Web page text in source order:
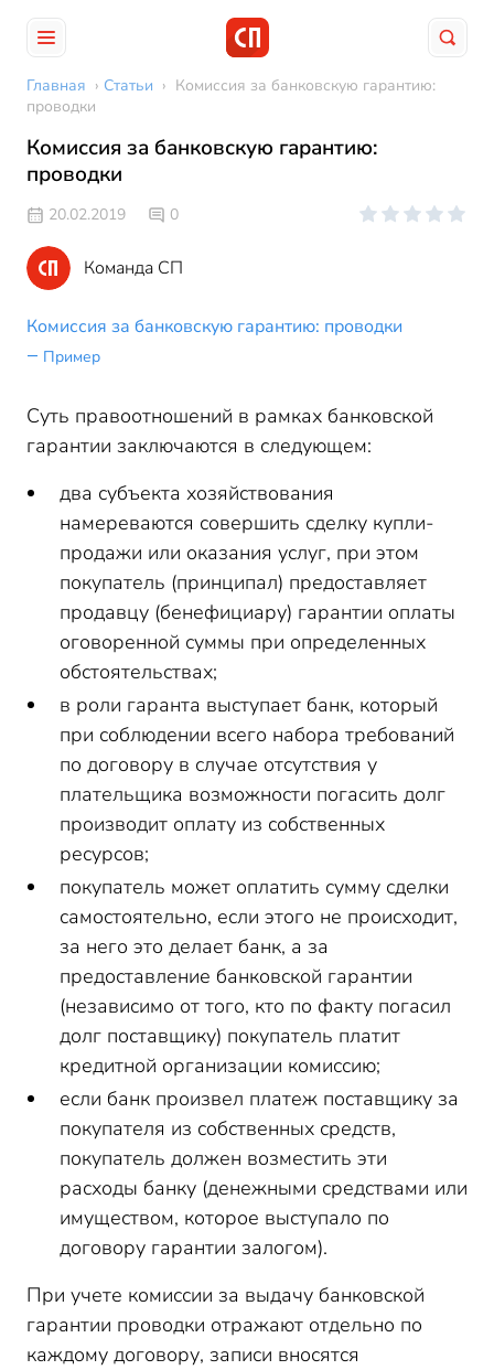
Главная › Статьи › Комиссия за банковскую гарантию:
проводки
Комиссия за банковскую гарантию:
проводки
20.02.2019 0
Команда СП
Комиссия за банковскую гарантию: проводки
Пример
Суть правоотношений в рамках банковской
гарантии заключаются в следующем:
два субъекта хозяйствования
намереваются совершить сделку купли-
продажи или оказания услуг, при этом
покупатель (принципал) предоставляет
продавцу (бенефициару) гарантии оплаты
оговоренной суммы при определенных
обстоятельствах;
в роли гаранта выступает банк, который
при соблюдении всего набора требований
по договору в случае отсутствия у
плательщика возможности погасить долг
производит оплату из собственных
ресурсов;
покупатель может оплатить сумму сделки
самостоятельно, если этого не происходит,
за него это делает банк, а за
предоставление банковской гарантии
(независимо от того, кто по факту погасил
долг поставщику) покупатель платит
кредитной организации комиссию;
если банк произвел платеж поставщику за
покупателя из собственных средств,
покупатель должен возместить эти
расходы банку (денежными средствами или
имуществом, которое выступало по
договору гарантии залогом).
При учете комиссии за выдачу банковской
гарантии проводки отражают отдельно по
каждому договору, записи вносятся